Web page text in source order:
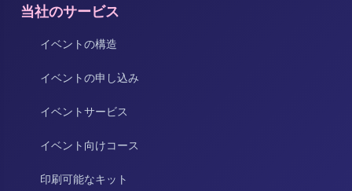
当社のサービス
イベントの構造
イベントの申し込み
イベントサービス
イベント向けコース
印刷可能なキット